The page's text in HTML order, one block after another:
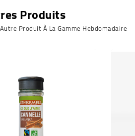
Produits
Produit À La Gamme Hebdomadaire